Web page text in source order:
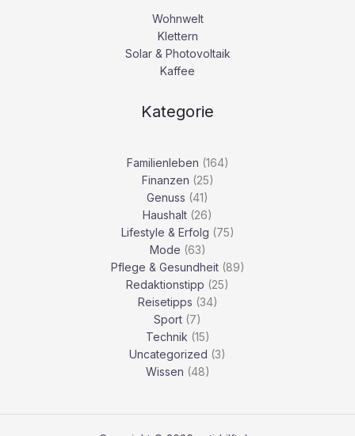
Wohnwelt
Klettern
Solar & Photovoltaik
Kaffee
Kategorie
Familienleben (164)
Finanzen (25)
Genuss (41)
Haushalt (26)
Lifestyle & Erfolg (75)
Mode (63)
Pflege & Gesundheit(89)
Redaktionstipp (25)
Reisetipps (34)
Sport (7)
Technik (15)
Uncategorized (3)
Wissen (48)